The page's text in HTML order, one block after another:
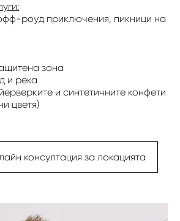
роуд приключения, пикници на
зона
и река
и синтетичните конфети
цветя)
консултация за локацията